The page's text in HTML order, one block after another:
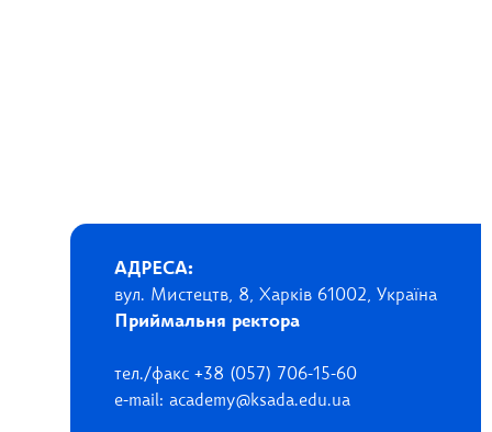
АДРЕСА:
вул. Мистецтв, 8, Харків 61002, Україна
Приймальня ректора
тел./факс +38 (057) 706-15-60
e-mail: academy@ksada.edu.ua